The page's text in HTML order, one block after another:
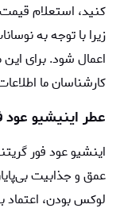
کنید، استعلام
زیرا با توجه به
اعمال شود. برای این
کارشناسان ما
عطر اینیشیو
اینشیو عود فور
عمق و جذابیت
لوکس بودن،